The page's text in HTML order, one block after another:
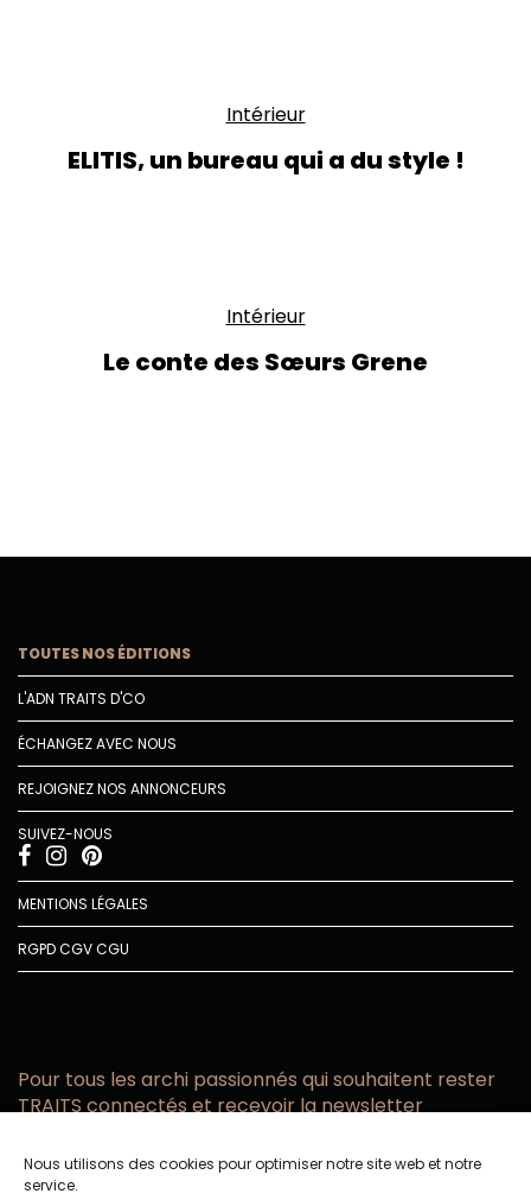
Nous utilisons des cookies pour optimiser notre site web et notre
service.
Intérieur
ELITIS, un bureau qui a du style !
Intérieur
Le conte des Sœurs Grene
TOUTES NOS ÉDITIONS
L'ADN TRAITS D'CO
ÉCHANGEZ AVEC NOUS
REJOIGNEZ NOS ANNONCEURS
SUIVEZ-NOUS
MENTIONS LÉGALES
RGPDCGVCGU
Pour tous les archi passionnés qui souhaitent rester
TRAITS connectés et recevoir la newsletter
email